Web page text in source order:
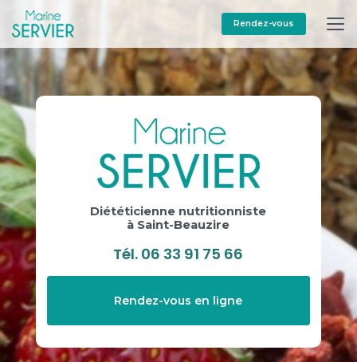
au
contenu
principal
Rendez-vous
Diététicienne nutritionniste
à Saint-Beauzire
Tél. 06 33 91 75 66
Rendez-vous en ligne